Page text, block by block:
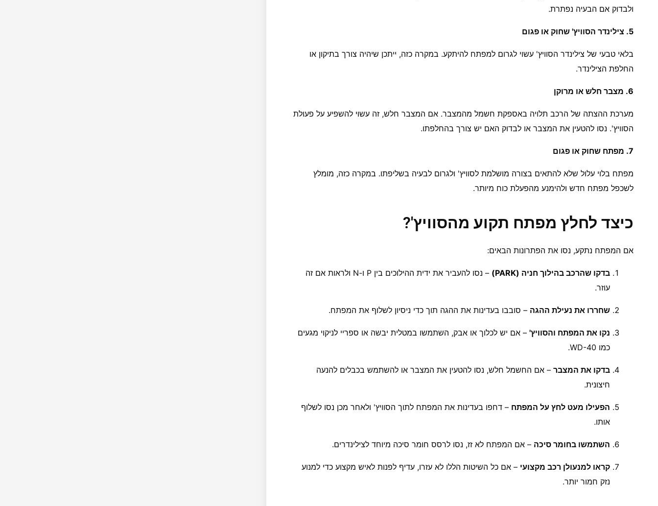
ולבדוק אם הבעיה נפתרת.
5. צילינדר הסוויץ' שחוק או פגום
בלאי טבעי של צילינדר הסוויץ' עשוי לגרום למפתח להיתקע. במקרה כזה, ייתכן שיהיה צורך בתיקון או
החלפת הצילינדר.
6. מצבר חלש או מרוקן
מערכת ההצתה של הרכב תלויה באספקת חשמל מהמצבר. אם המצבר חלש, זה עשוי להשפיע על פעולת
הסוויץ'. נסו להטעין את המצבר או לבדוק האם יש צורך בהחלפתו.
7. מפתח שחוק או פגום
מפתח בלוי עלול שלא להתאים בצורה מושלמת לסוויץ' ולגרום לבעיה בשליפתו. במקרה כזה, מומלץ
לשכפל מפתח חדש ולהימנע מהפעלת כוח מיותר.
כיצד לחלץ מפתח תקוע מהסוויץ'?
אם המפתח נתקע, נסו את הפתרונות הבאים:
בדקו שהרכב בהילוך חניה (PARK)
– נסו להעביר את ידית ההילוכים בין P ו-N ולראות אם זה
עוזר.
שחררו את נעילת ההגה – סובבו בעדינות את ההגה תוך כדי ניסיון לשלוף את המפתח.
נקו את המפתח והסוויץ' – אם יש לכלוך או אבק, השתמשו במטלית יבשה או ספריי לניקוי מגעים
כמו WD-40.
בדקו את המצבר – אם החשמל חלש, נסו להטעין את המצבר או להשתמש בכבלים להנעה
חיצונית.
הפעילו מעט לחץ על המפתח – דחפו בעדינות את המפתח לתוך הסוויץ' ולאחר מכן נסו לשלוף
אותו.
השתמשו בחומר סיכה – אם המפתח לא זז, נסו לרסס חומר סיכה מיוחד לצילינדרים.
קראו למנעולן רכב מקצועי – אם כל השיטות הללו לא עזרו, עדיף לפנות לאיש מקצוע כדי למנוע
נזק חמור יותר.